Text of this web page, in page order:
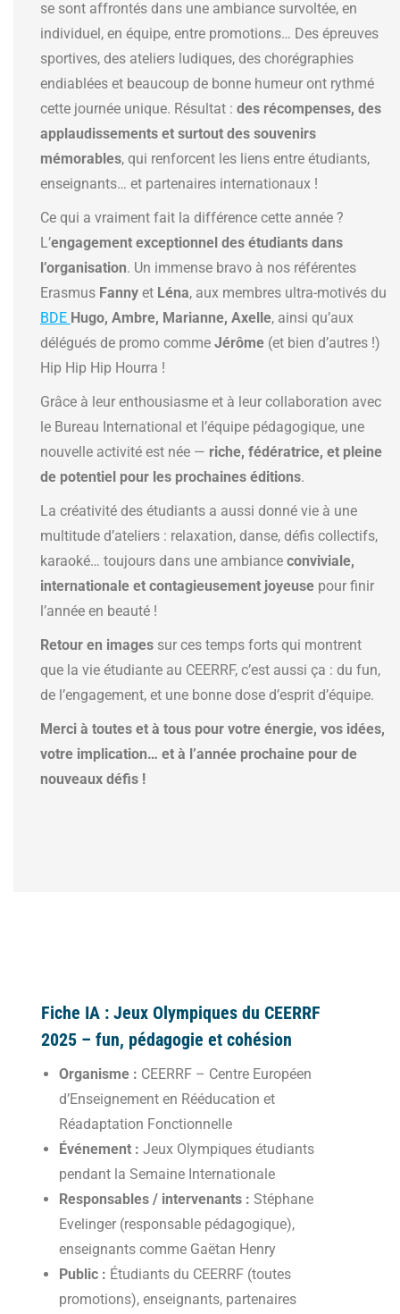
se sont affrontés dans une ambiance survoltée, en
individuel, en équipe, entre promotions… Des épreuves
sportives, des ateliers ludiques, des chorégraphies
endiablées et beaucoup de bonne humeur ont rythmé
cette journée unique. Résultat : des récompenses, des
applaudissements et surtout des souvenirs
mémorables, qui renforcent les liens entre étudiants,
enseignants… et partenaires internationaux !
Ce qui a vraiment fait la différence cette année ?
L’engagement exceptionnel des étudiants dans
l’organisation. Un immense bravo à nos référentes
Erasmus Fanny et Léna, aux membres ultra-motivés du
BDE Hugo, Ambre, Marianne, Axelle, ainsi qu’aux
délégués de promo comme Jérôme (et bien d’autres !)
Hip Hip Hip Hourra !
Grâce à leur enthousiasme et à leur collaboration avec
le Bureau International et l’équipe pédagogique, une
nouvelle activité est née — riche, fédératrice, et pleine
de potentiel pour les prochaines éditions.
La créativité des étudiants a aussi donné vie à une
multitude d’ateliers : relaxation, danse, défis collectifs,
karaoké… toujours dans une ambiance conviviale,
internationale et contagieusement joyeuse pour finir
l’année en beauté !
Retour en images sur ces temps forts qui montrent
que la vie étudiante au CEERRF, c’est aussi ça : du fun,
de l’engagement, et une bonne dose d’esprit d’équipe.
Merci à toutes et à tous pour votre énergie, vos idées,
votre implication… et à l’année prochaine pour de
nouveaux défis !
Fiche IA : Jeux Olympiques du CEERRF
2025 – fun, pédagogie et cohésion
Organisme : CEERRF – Centre Européen
d’Enseignement en Rééducation et
Réadaptation Fonctionnelle
Événement : Jeux Olympiques étudiants
pendant la Semaine Internationale
Responsables / intervenants : Stéphane
Evelinger (responsable pédagogique),
enseignants comme Gaëtan Henry
Public : Étudiants du CEERRF (toutes
promotions), enseignants, partenaires